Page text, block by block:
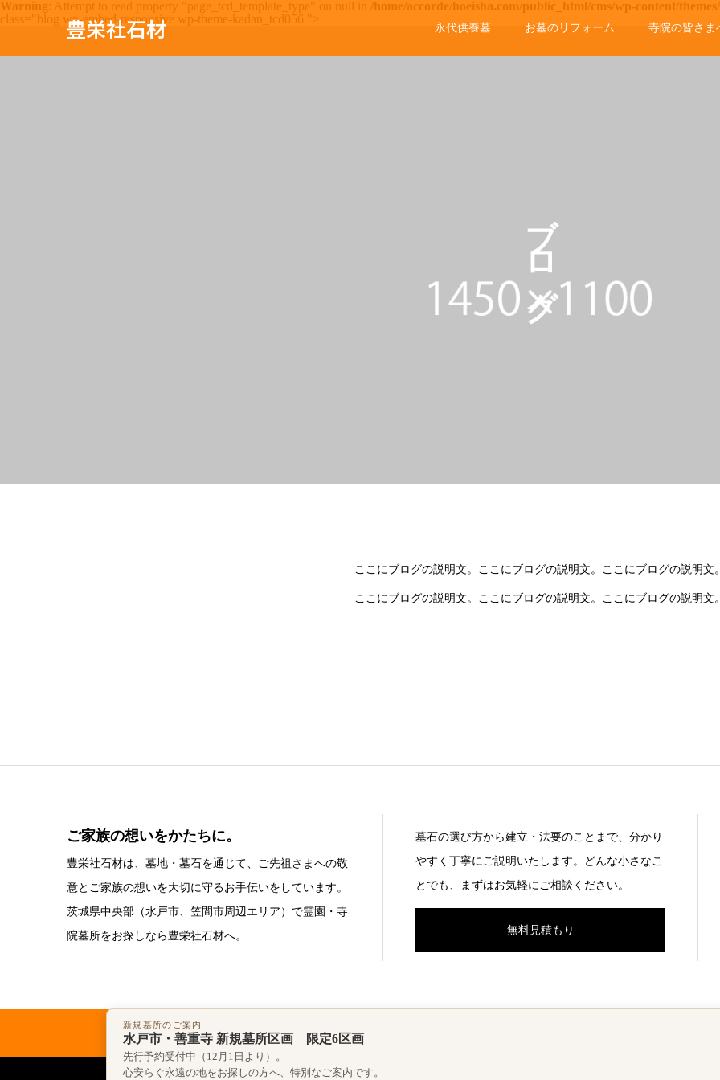
Warning : Attempt to read property "page_tcd_template_type" on null in /home/accorde/hoeisha.com/public_html/cms/wp-content/
class="blog wp-embed-responsive wp-theme-kadan_tcd056 ">
豊栄社石材 永代供養墓 お墓のリフォーム 寺院の皆さま
ブログ
ここにブログの説明文。ここにブログの説明文。ここにブログの説明文
ここにブログの説明文。ここにブログの説明文。ここにブログの説明文
ご家族の想いをかたちに。
豊栄社石材は、墓地・墓石を通じて、ご先祖さまへの敬
意とご家族の想いを大切に守るお手伝いをしています。
茨城県中央部（水戸市、笠間市周辺エリア）で霊園・寺
院墓所をお探しなら豊栄社石材へ。
墓石の選び方から建立・法要のことまで、分かり
やすく丁寧にご説明いたします。どんな小さなこ
とでも、まずはお気軽にご相談ください。
無料見積もり
永代供養墓
新規墓所のご案内
水戸市・善重寺 新規墓所区画 限定6区画
先行予約受付中（12月1日より）。
心安らぐ永遠の地をお探しの方へ、特別なご案内です。